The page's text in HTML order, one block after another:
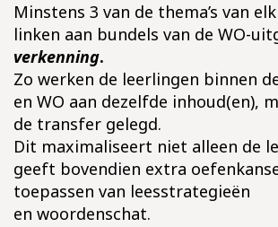
Minstens 3 van de thema’s van
linken aan bundels van de WO-
verkenning.
Zo werken de leerlingen binnen
en WO aan dezelfde inhoud(en),
de transfer gelegd.
Dit maximaliseert niet alleen de
geeft bovendien extra
toepassen van leesstrategieën
en woordenschat.